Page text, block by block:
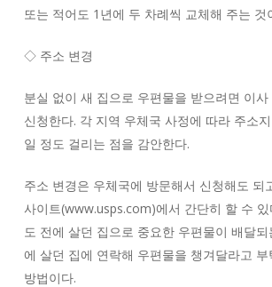
또는 적어도 1년에 두 차례씩 교체해 주는 것
◇ 주소 변경
분실 없이 새 집으로 우편물을 받으려면 이
신청한다. 각 지역 우체국 사정에 따라 주소
일 정도 걸리는 점을 감안한다.
주소 변경은 우체국에 방문해서 신청해도 되
사이트(www.usps.com)에서 간단히 할 수 있
도 전에 살던 집으로 중요한 우편물이 배달되
에 살던 집에 연락해 우편물을 챙겨달라고
방법이다.